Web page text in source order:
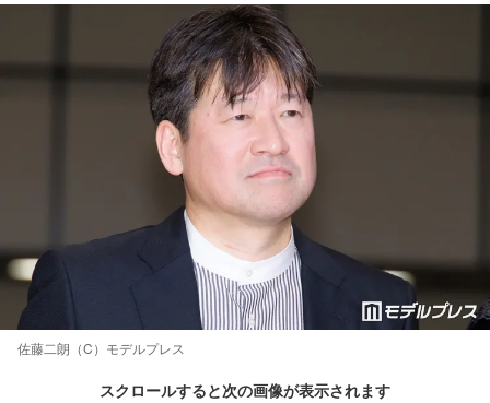
佐藤二朗（C）モデルプレス
スクロールすると次の画像が表示されます